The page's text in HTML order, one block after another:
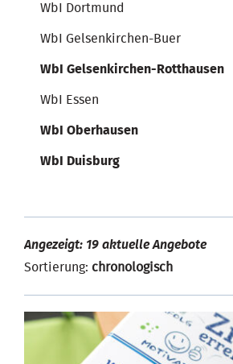
WbI Dortmund
WbI Gelsenkirchen-Buer
WbI Gelsenkirchen-Rotthausen
WbI Essen
WbI Oberhausen
WbI Duisburg
Angezeigt: 19 aktuelle Angebote
Sortierung: chronologisch